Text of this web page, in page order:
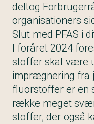
deltog
organisationers
Slut med PFAS i
I foråret 2024
stoffer skal være
imprægnering fra
fluorstoffer er en
række meget
stoffer, der også